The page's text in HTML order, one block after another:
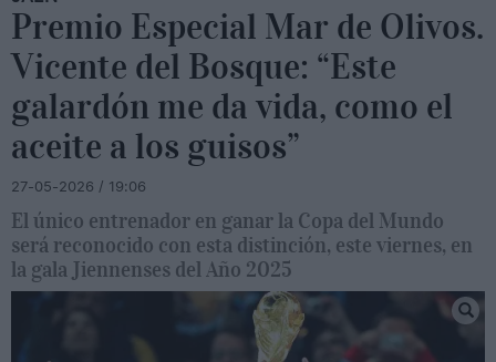
Premio Especial Mar de Olivos.
Vicente del Bosque: “Este
galardón me da vida, como el
aceite a los guisos”
27-05-2026 / 19:06
El único entrenador en ganar la Copa del Mundo
será reconocido con esta distinción, este viernes, en
la gala Jiennenses del Año 2025